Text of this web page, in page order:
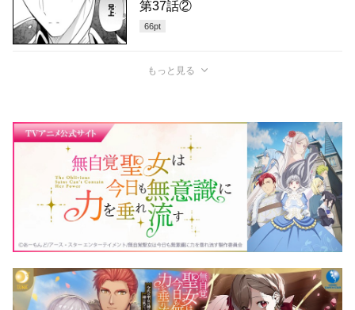
第37話②
66pt
もっと見る